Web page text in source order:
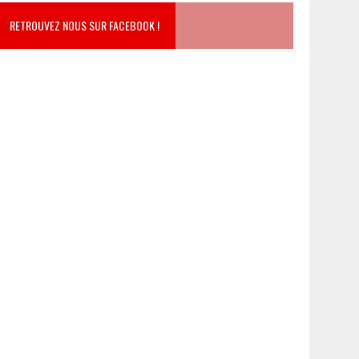
RETROUVEZ NOUS SUR FACEBOOK !